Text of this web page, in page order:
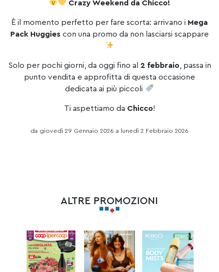
Crazy Weekend da Chicco!
È il momento perfetto per fare scorta: arrivano i Mega
Pack Huggies con una promo da non lasciarsi scappare
Solo per pochi giorni, da oggi fino al 2 febbraio, passa in
punto vendita e approfitta di questa occasione
dedicata ai più piccoli
Ti aspettiamo da Chicco!
da giovedì 29 Gennaio 2026 a lunedì 2 Febbraio 2026
ALTRE PROMOZIONI